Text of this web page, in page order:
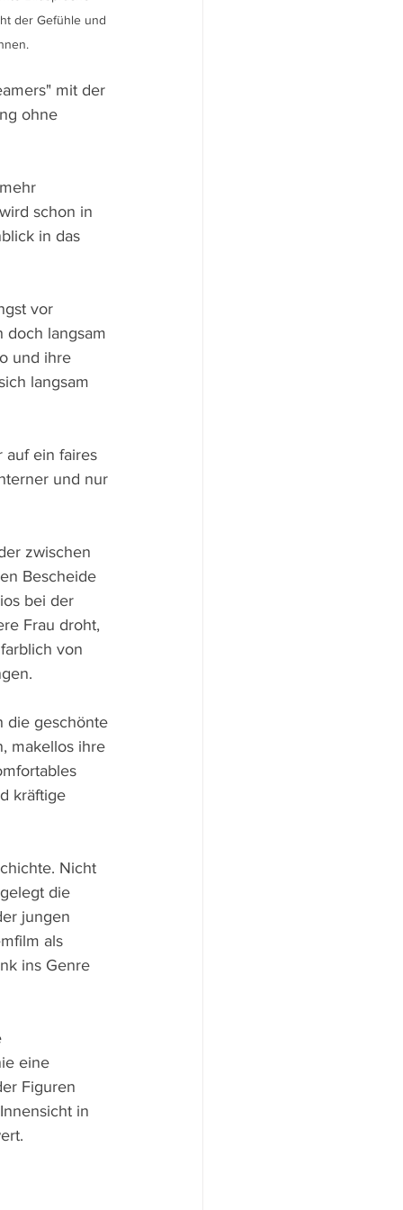
der Gefühle und
mit der
ohne
schon in
in das
vor
doch langsam
und ihre
langsam
auf ein faires
und nur
zwischen
Bescheide
bei der
Frau droht,
von
die geschönte
makellos ihre
kräftige
Nicht
die
jungen
als
ins Genre
eine
Figuren
in